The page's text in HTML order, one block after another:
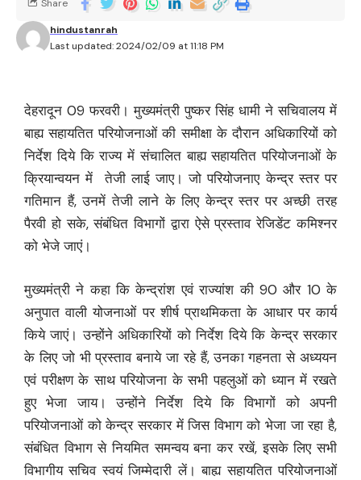
Last updated: 2024/02/09 at 11:18 PM
hindustanrah
Share
देहरादून 09 फरवरी। मुख्यमंत्री पुष्कर सिंह धामी ने सचिवालय में
बाह्य सहायतित परियोजनाओं की समीक्षा के दौरान अधिकारियों को
निर्देश दिये कि राज्य में संचालित बाह्य सहायतित परियोजनाओं के
क्रियान्वयन में तेजी लाई जाए। जो परियोजनाए केन्द्र स्तर पर
गतिमान हैं, उनमें तेजी लाने के लिए केन्द्र स्तर पर अच्छी तरह
पैरवी हो सके, संबंधित विभागों द्वारा ऐसे प्रस्ताव रेजिडेंट कमिश्नर
को भेजे जाएं।
मुख्यमंत्री ने कहा कि केन्द्रांश एवं राज्यांश की 90 और 10 के
अनुपात वाली योजनाओं पर शीर्ष प्राथमिकता के आधार पर कार्य
किये जाएं। उन्होंने अधिकारियों को निर्देश दिये कि केन्द्र सरकार
के लिए जो भी प्रस्ताव बनाये जा रहे हैं, उनका गहनता से अध्ययन
एवं परीक्षण के साथ परियोजना के सभी पहलुओं को ध्यान में रखते
हुए भेजा जाय। उन्होंने निर्देश दिये कि विभागों को अपनी
परियोजनाओं को केन्द्र सरकार में जिस विभाग को भेजा जा रहा है,
संबंधित विभाग से नियमित समन्वय बना कर रखें, इसके लिए सभी
विभागीय सचिव स्वयं जिम्मेदारी लें। बाह्य सहायतित परियोजनाओं